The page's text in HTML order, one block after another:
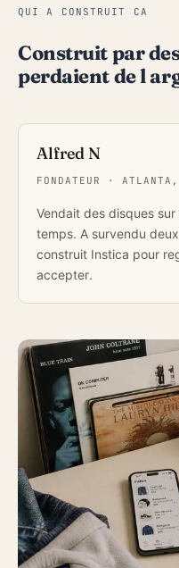
QUI A CONSTRUIT CA
Construit par
perdaient de l
Alfred N
FONDATEUR ·
Vendait des disques
temps. A survendu
construit Instica pour
accepter.